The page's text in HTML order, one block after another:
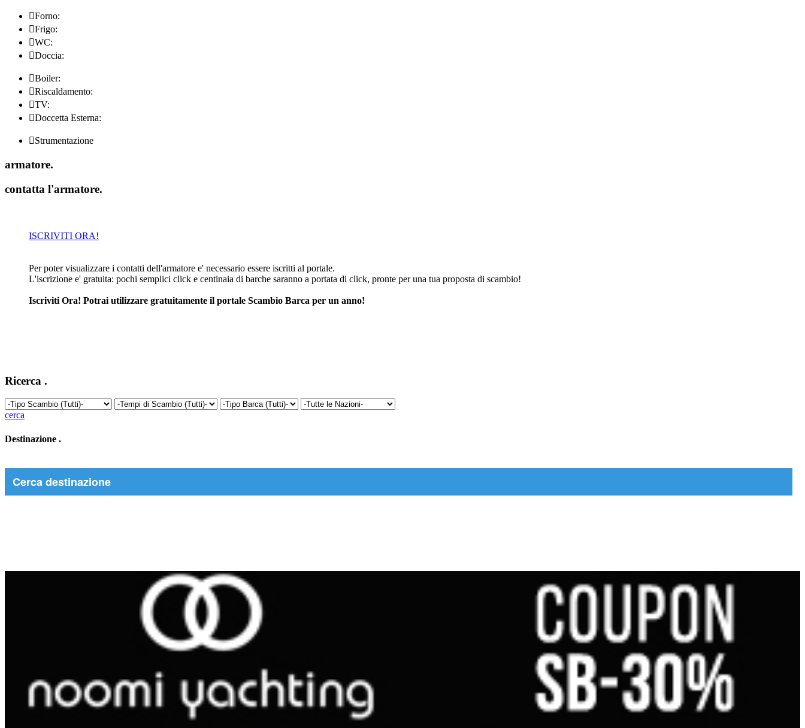
Forno:
Frigo:
WC:
Doccia:
Boiler:
Riscaldamento:
TV:
Doccetta Esterna:
Strumentazione
armatore.
contatta l'armatore.
ISCRIVITI ORA!
Per poter visualizzare i contatti dell'armatore e' necessario essere iscritti al portale.
L'iscrizione e' gratuita: pochi semplici click e centinaia di barche saranno a portata di click, pronte per una tua proposta di scambio!
Iscriviti Ora! Potrai utilizzare gratuitamente il portale Scambio Barca per un anno!
Ricerca .
cerca
Destinazione .